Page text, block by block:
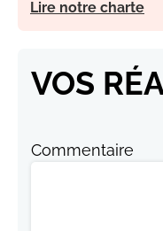
Lire notre charte
VOS
Commentaire